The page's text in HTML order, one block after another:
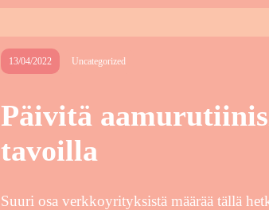
13/04/2022 Uncategorized
Päivitä
tavoilla
Suuri osa verkkoyrityksistä määrää tällä